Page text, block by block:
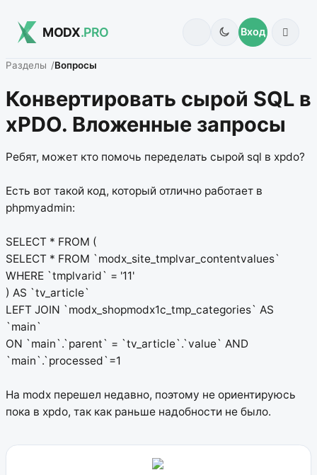
MODX.PRO Вход
Разделы Вопросы
Конвертировать сырой SQL в
xPDO. Вложенные запросы
Ребят, может кто помочь переделать сырой sql в xpdo?
Есть вот такой код, который отлично работает в
phpmyadmin:
SELECT * FROM (
SELECT * FROM `modx_site_tmplvar_contentvalues`
WHERE `tmplvarid` = '11'
) AS `tv_article`
LEFT JOIN `modx_shopmodx1c_tmp_categories` AS
`main`
ON `main`.`parent` = `tv_article`.`value` AND
`main`.`processed`=1
На modx перешел недавно, поэтому не ориентируюсь
пока в xpdo, так как раньше надобности не было.